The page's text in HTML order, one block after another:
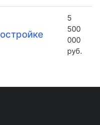
5
500
000
руб.